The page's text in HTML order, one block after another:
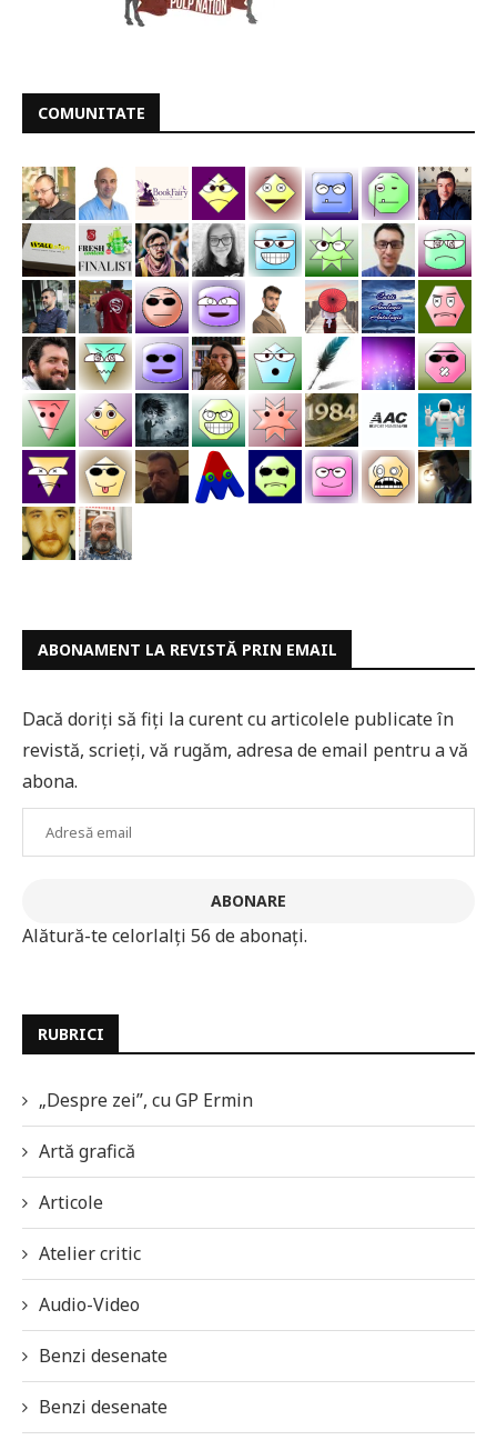
COMUNITATE
ABONAMENT LA REVISTĂ PRIN EMAIL
Dacă doriți să fiți la curent cu articolele publicate în
revistă, scrieți, vă rugăm, adresa de email pentru a vă
abona.
Adresă
ABONARE
Alătură-te celorlalți 56 de abonați.
RUBRICI
„Despre zei”, cu GP Ermin
Artă grafică
Articole
Atelier critic
Audio-Video
Benzi desenate
Benzi desenate